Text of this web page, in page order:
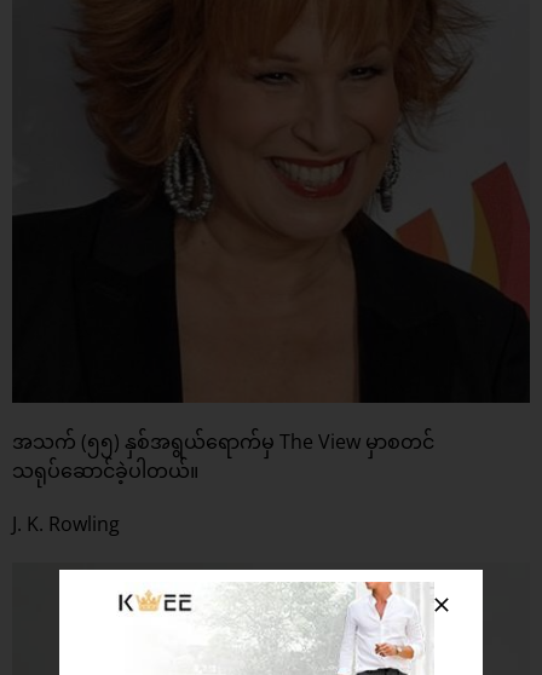
အသက် (၅၅) နှစ်အရွယ်ရောက်မှ The View မှာစတင်
သရုပ်ဆောင်ခဲ့ပါတယ်။
J. K. Rowling